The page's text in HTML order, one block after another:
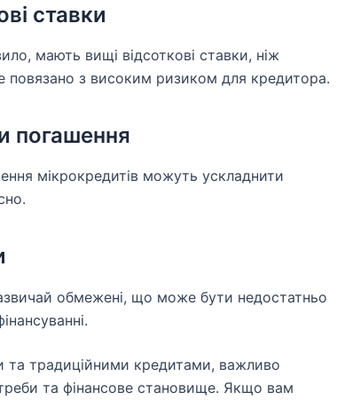
ставки
мають вищі відсоткові ставки, ніж
повязано з високим ризиком для кредитора.
погашення
мікрокредитів можуть ускладнити
обмежені, що може бути недостатньо
традиційними кредитами, важливо
та фінансове становище. Якщо вам